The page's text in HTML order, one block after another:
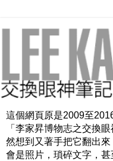
這個網頁原是2009至
「李家昇博物志之交換
然想到又著手把它翻出
會是照片，瑣碎文字，